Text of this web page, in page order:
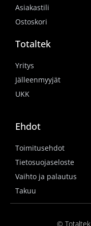
Asiakastili
Ostoskori
Totaltek
Yritys
Jälleenmyyjät
UKK
Ehdot
Toimitusehdot
Tietosuojaseloste
Vaihto ja palautus
Takuu
© Totaltek